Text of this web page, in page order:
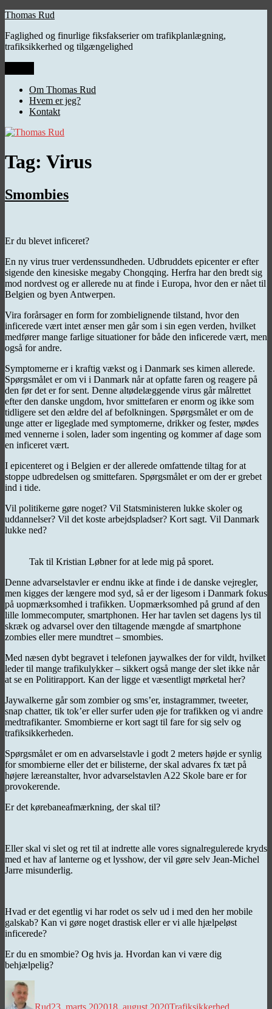
Videre
indhold
Thomas Rud
Faglighed og finurlige fiksfakserier om trafikplanlægning,
trafiksikkerhed og tilgængelighed
Om Thomas Rud
Hvem er jeg?
Kontakt
Tag: Virus
Smombies
Er du blevet inficeret?
En ny virus truer verdenssundheden. Udbruddets epicenter er efter
sigende den kinesiske megaby Chongqing. Herfra har den bredt sig
mod nordvest og er allerede nu at finde i Europa, hvor den er nået til
Belgien og byen Antwerpen.
Vira forårsager en form for zombielignende tilstand, hvor den
inficerede vært intet ænser men går som i sin egen verden, hvilket
medfører mange farlige situationer for både den inficerede vært, men
også for andre.
Symptomerne er i kraftig vækst og i Danmark ses kimen allerede.
Spørgsmålet er om vi i Danmark når at opfatte faren og reagere på
den før det er for sent. Denne altødelæggende virus går målrettet
efter den danske ungdom, hvor smittefaren er enorm og ikke som
tidligere set den ældre del af befolkningen. Spørgsmålet er om de
unge atter er ligeglade med symptomerne, drikker og fester, mødes
med vennerne i solen, lader som ingenting og kommer af dage som
en inficeret vært.
I epicenteret og i Belgien er der allerede omfattende tiltag for at
stoppe udbredelsen og smittefaren. Spørgsmålet er om der er grebet
ind i tide.
Vil politikerne gøre noget? Vil Statsministeren lukke skoler og
uddannelser? Vil det koste arbejdspladser? Kort sagt. Vil Danmark
lukke ned?
Tak til Kristian Løbner for at lede mig på sporet.
Denne advarselstavler er endnu ikke at finde i de danske vejregler,
men kigges der længere mod syd, så er der ligesom i Danmark fokus
på uopmærksomhed i trafikken. Uopmærksomhed på grund af den
lille lommecomputer, smartphonen. Her har tavlen set dagens lys til
skræk og advarsel over den tiltagende mængde af smartphone
zombies eller mere mundtret – smombies.
Med næsen dybt begravet i telefonen jaywalkes der for vildt, hvilket
leder til mange trafikulykker – sikkert også mange der slet ikke når
at se en Politirapport. Kan der ligge et væsentligt mørketal her?
Jaywalkerne går som zombier og sms’er, instagrammer, tweeter,
snap chatter, tik tok’er eller surfer uden øje for trafikken og vi andre
medtrafikanter. Smombierne er kort sagt til fare for sig selv og
trafiksikkerheden.
Spørgsmålet er om en advarselstavle i godt 2 meters højde er synlig
for smombierne eller det er bilisterne, der skal advares fx tæt på
højere læreanstalter, hvor advarselstavlen A22 Skole bare er for
provokerende.
Er det kørebaneafmærkning, der skal til?
Eller skal vi slet og ret til at indrette alle vores signalregulerede kryds
med et hav af lanterne og et lysshow, der vil gøre selv Jean-Michel
Jarre misunderlig.
Hvad er det egentlig vi har rodet os selv ud i med den her mobile
galskab? Kan vi gøre noget drastisk eller er vi alle hjælpeløst
inficerede?
Er du en smombie? Og hvis ja. Hvordan kan vi være dig
behjælpelig?
Rud23. marts 202018. august 2020Trafiksikkerhed